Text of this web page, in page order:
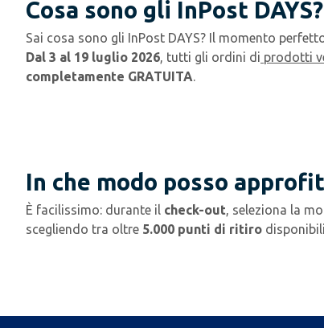
Cosa sono gli InPost DAYS?
Sai cosa sono gli InPost DAYS? Il momento
Dal 3 al 19 luglio 2026, tutti gli ordini di prodotti
completamente GRATUITA.
In che modo posso
È facilissimo: durante il check-out, seleziona la
scegliendo tra oltre 5.000 punti di ritiro